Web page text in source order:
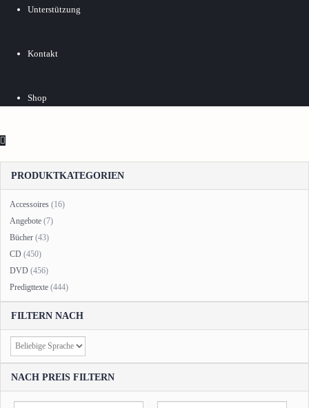
Unterstützung
Kontakt
Shop
PRODUKTKATEGORIEN
Accessoires (16)
Angebote (7)
Bücher (43)
CD (450)
DVD (456)
Predigttexte (444)
FILTERN NACH
NACH PREIS FILTERN